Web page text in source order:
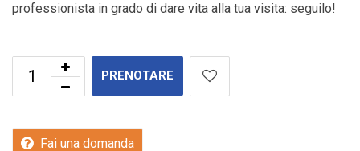
professionista in grado di dare vita alla tua visita: seguilo!
PRENOTARE
Fai una domanda